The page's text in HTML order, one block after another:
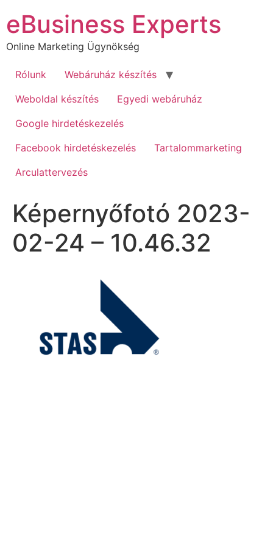
tartalomhoz
eBusiness Experts
Online Marketing Ügynökség
Rólunk
Webáruház készítés
Weboldal készítés
Egyedi webáruház
Google hirdetéskezelés
Facebook hirdetéskezelés
Tartalommarketing
Arculattervezés
Képernyőfotó 2023-
02-24 – 10.46.32